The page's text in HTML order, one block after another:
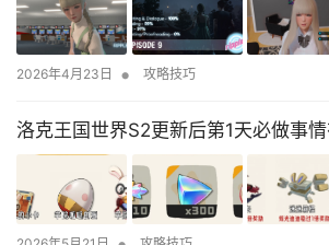
2026年4月23日 • 攻略技巧
洛克王国世界S2更新后第1天必做事